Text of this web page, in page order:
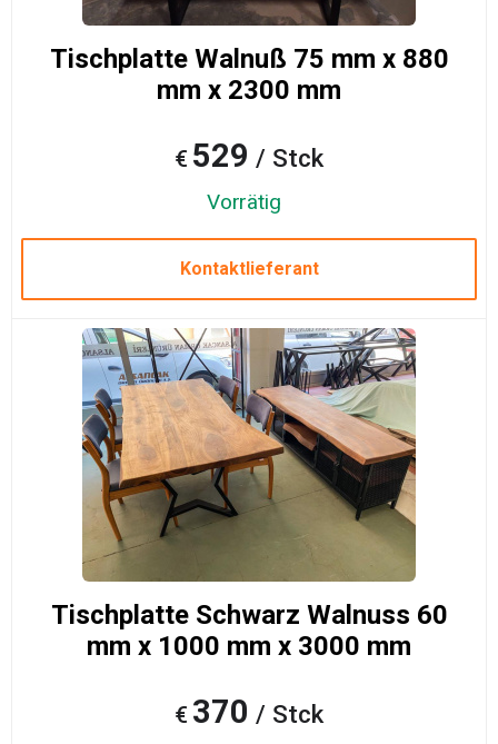
Tischplatte Walnuß 75 mm x 880
mm x 2300 mm
€ 529 / Stck
Vorrätig
Kontaktlieferant
Tischplatte Schwarz Walnuss 60
mm x 1000 mm x 3000 mm
€ 370 / Stck